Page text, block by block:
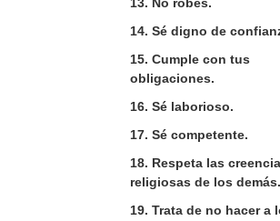
13. No robes.
14. Sé digno de
15. Cumple con tus
obligaciones.
16. Sé laborioso.
17. Sé competente.
18. Respeta las
religiosas de los demás.
19. Trata de no hacer a